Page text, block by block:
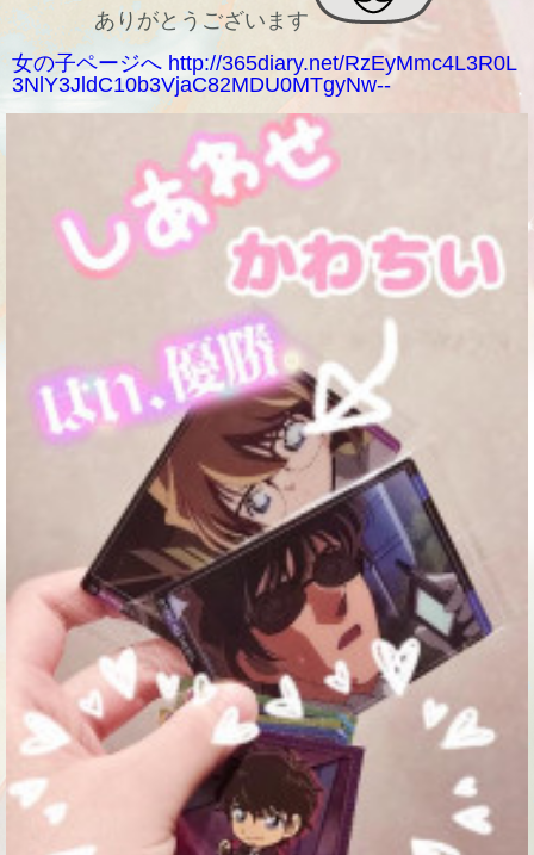
ありがとうございます
女の子ページへ http://365diary.net/RzEyMmc4L3R0L
3NlY3JldC10b3VjaC82MDU0MTgyNw--